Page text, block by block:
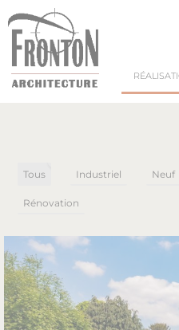
Tous Industriel Neuf
Rénovation